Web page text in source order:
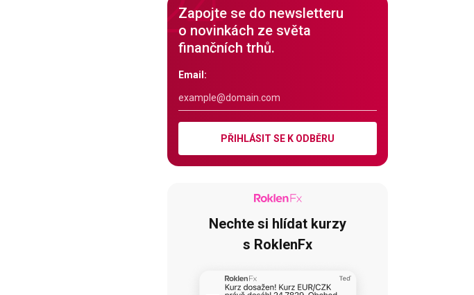
Zapojte se do newsletteru
o novinkách ze světa
finančních trhů.
Email:
PŘIHLÁSIT SE K ODBĚRU
Nechte si hlídat kurzy
s RoklenFx